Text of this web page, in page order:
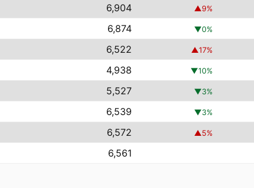
6,904 ▲9%
6,874 ▼0%
6,522 ▲17%
4,938 ▼10%
5,527 ▼3%
6,539 ▼3%
6,572 ▲5%
6,561